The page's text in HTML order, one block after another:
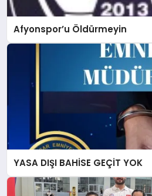
Afyonspor’u Öldürmeyin
YASA DIŞI BAHİSE GEÇİT YOK